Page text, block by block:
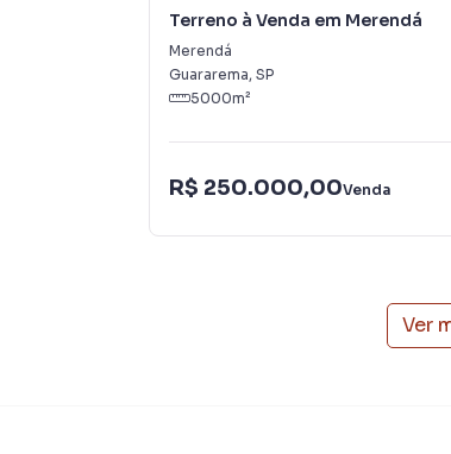
consequência uma maior chance
um time de programadores,
atender proprietários e inquilinos.
Terreno à Venda em Merendá
Merendá
Guararema, SP
5000m²
R$ 250.000,00Venda
Ver